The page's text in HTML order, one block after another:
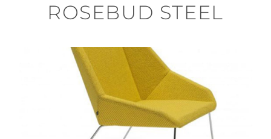
ROSEBUD STEEL